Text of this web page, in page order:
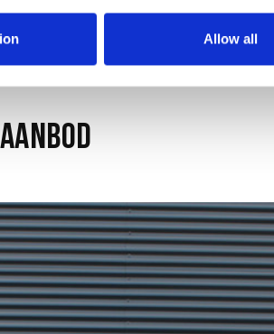
Allow all
AANBOD